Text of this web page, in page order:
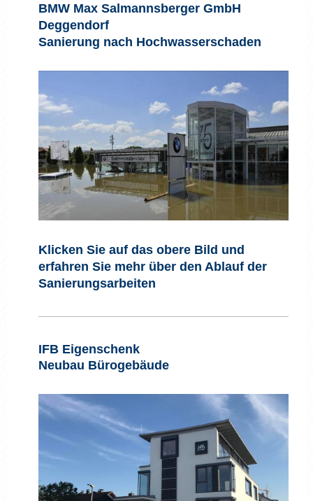
BMW Max Salmannsberger GmbH
Deggendorf
Sanierung nach Hochwasserschaden
Klicken Sie auf das obere Bild und
erfahren Sie mehr über den Ablauf der
Sanierungsarbeiten
IFB Eigenschenk
Neubau Bürogebäude